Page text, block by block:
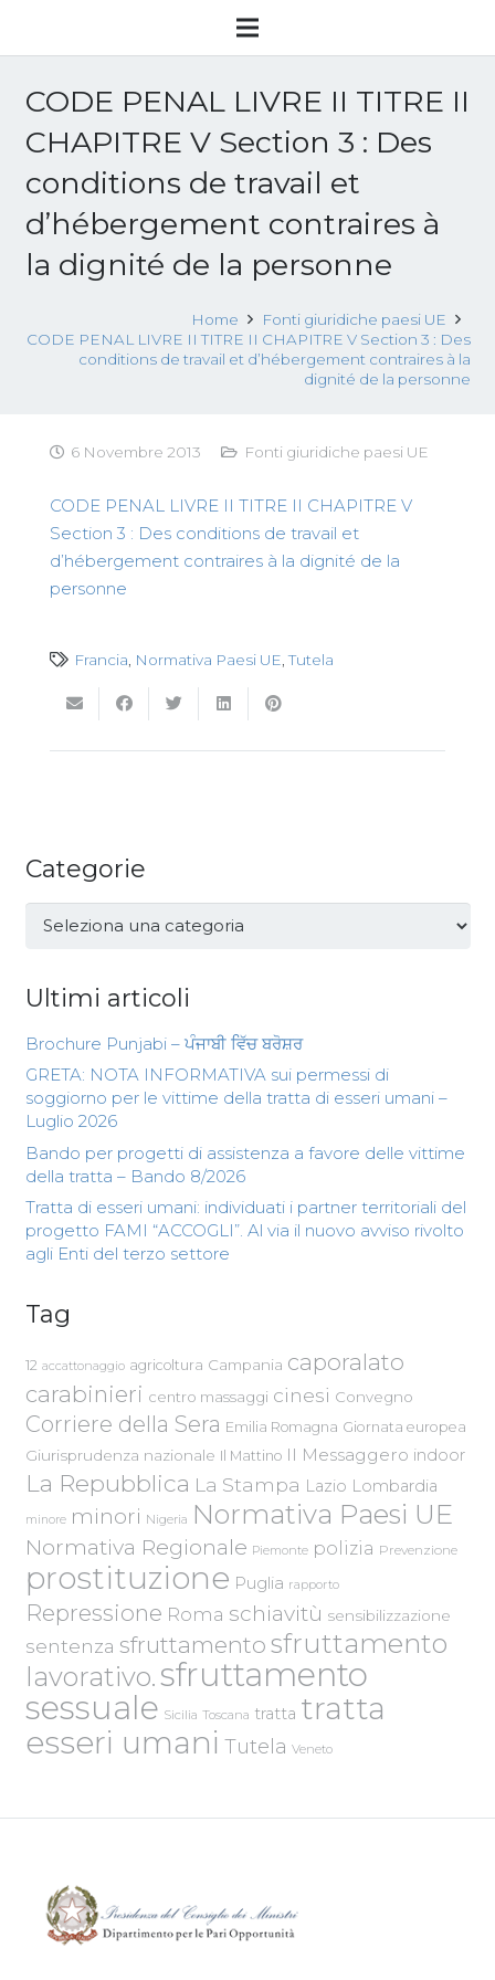
CODE PENAL LIVRE II TITRE II
CHAPITRE V Section 3 : Des
conditions de travail et
d’hébergement contraires à
la dignité de la personne
Home
Fonti giuridiche paesi UE
CODE PENAL LIVRE II TITRE II CHAPITRE V Section 3 : Des
conditions de travail et d’hébergement contraires à la
dignité de la personne
6 Novembre 2013 Fonti giuridiche paesi UE
CODE PENAL LIVRE II TITRE II CHAPITRE V
Section 3 : Des conditions de travail et
d’hébergement contraires à la dignité de la
personne
Francia Normativa Paesi UE ,Tutela
Categorie
Categorie
Ultimi articoli
Brochure Punjabi – ਪੰਜਾਬੀ ਵਿੱਚ ਬਰੋਸ਼ਰ
GRETA: NOTA INFORMATIVA sui permessi di
soggiorno per le vittime della tratta di esseri umani –
Luglio 2026
Bando per progetti di assistenza a favore delle vittime
della tratta – Bando 8/2026
Tratta di esseri umani: individuati i partner territoriali del
progetto FAMI “ACCOGLI”. Al via il nuovo avviso rivolto
agli Enti del terzo settore
Tag
12 accattonaggio agricoltura Campania caporalato
carabinieri centro massaggi cinesi Convegno
Corriere della Sera Emilia Romagna Giornata europea
Giurisprudenza nazionale Il Mattino Il Messaggero indoor
La Repubblica La Stampa Lazio Lombardia
minore minori Nigeria Normativa Paesi UE
Normativa Regionale Piemonte polizia Prevenzione
prostituzione Puglia rapporto
Repressione Roma schiavitù sensibilizzazione
sentenza sfruttamento sfruttamento
lavorativo.sfruttamento
sessuale Sicilia Toscana tratta tratta
esseri umani Tutela Veneto